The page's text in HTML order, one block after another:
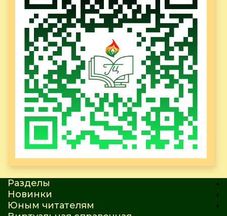
Разделы
Новинки
Юным читателям